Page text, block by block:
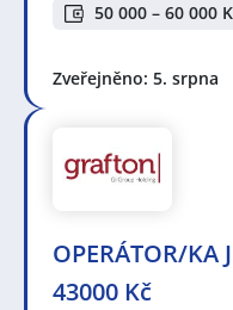
50 000 – 60 000
Zveřejněno: 5. srpna
OPERÁTOR/KA
43000 Kč